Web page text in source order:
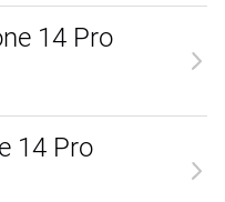
14 Pro
14 Pro